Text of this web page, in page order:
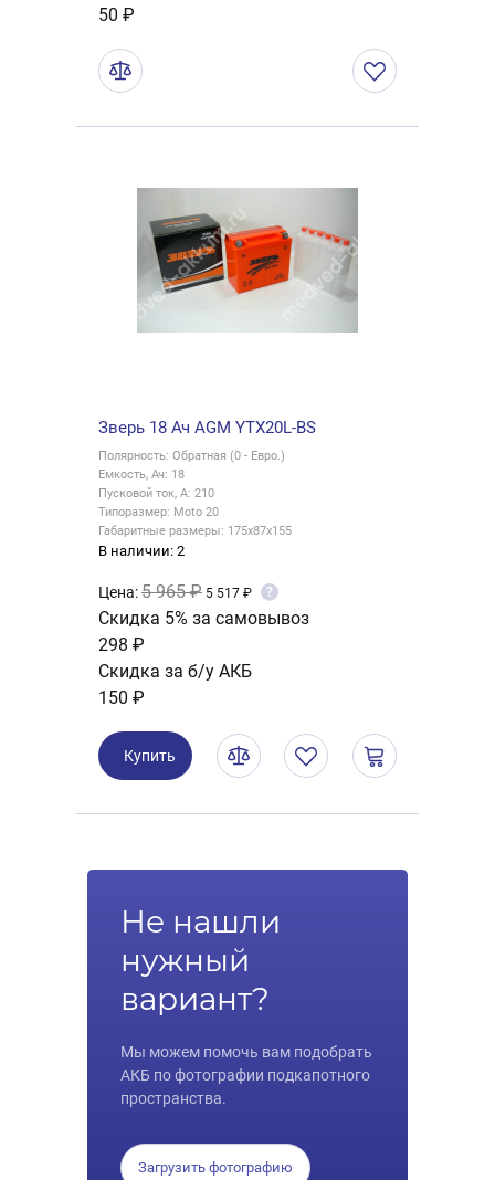
50 ₽
Зверь 18 Ач AGM YTX20L-BS
Полярность: Обратная (0 - Евро.)
Емкость, Ач: 18
Пусковой ток, А: 210
Типоразмер: Moto 20
Габаритные размеры: 175x87x155
В наличии: 2
Цена:5 965 ₽ 5 517 ₽ ?
Скидка 5% за самовывоз
298 ₽
Скидка за б/у АКБ
150 ₽
Купить
Не нашли
нужный
вариант?
Мы можем помочь вам подобрать
АКБ по фотографии подкапотного
пространства.
Загрузить фотографию